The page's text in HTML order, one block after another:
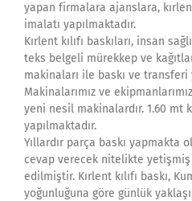
yapan firmalara ajanslara, kırlent
imalatı yapılmaktadır.
Kırlent kılıfı baskıları, insan
teks belgeli mürekkep ve
makinaları ile baskı ve transferi
Makinalarımız ve
yeni nesil makinalardır. 1.60 mt
yapılmaktadır.
Yıllardır parça baskı yapmakta
cevap verecek nitelikte
edilmiştir. Kırlent kılıfı baskı,
yoğunluğuna göre günlük